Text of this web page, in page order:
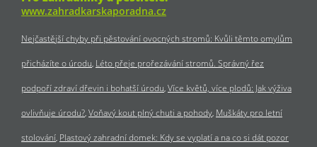
www.zahradkarskaporadna.cz
Nejčastější chyby při pěstování ovocných stromů: Kvůli těmto omylům
přicházíte o úrodu Léto přeje prořezávání stromů. Správný řez
podpoří zdraví dřevin i bohatší úrodu Více květů, více plodů: Jak výživa
ovlivňuje úrodu? Voňavý kout plný chuti a pohody Muškáty pro letní
stolování Plastový zahradní domek: Kdy se vyplatí a na co si dát pozor